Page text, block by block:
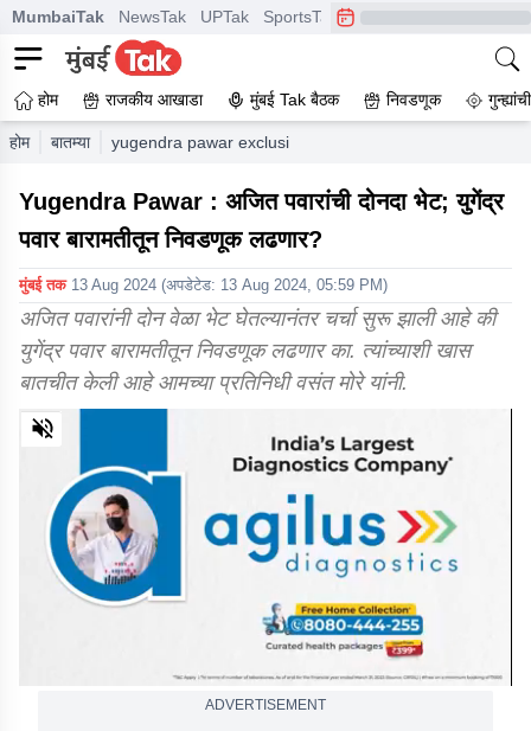
MumbaiTak NewsTak UPTak SportsTak CrimeTak
होम राजकीय आखाडा मुंबई Tak बैठक निवडणूक
होम बातम्या yugendra pawar exclusive ajit pawar met twice will
Yugendra Pawar : अजित पवारांची दोनदा भेट; युगेंद्र
पवार बारामतीतून निवडणूक लढणार?
मुंबई तक 13 Aug 2024 (अपडेटेड: 13 Aug 2024, 05:59 PM)
अजित पवारांनी दोन वेळा भेट घेतल्यानंतर चर्चा सुरू झाली आहे की
युगेंद्र पवार बारामतीतून निवडणूक लढणार का. त्यांच्याशी खास
बातचीत केली आहे आमच्या प्रतिनिधी वसंत मोरे यांनी.
0
of
minutes,
seconds
ADVERTISEMENT